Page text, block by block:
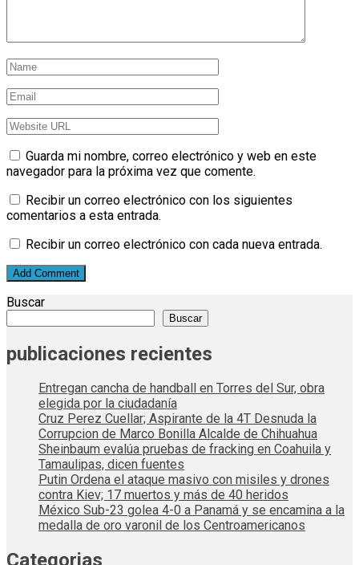
Guarda mi nombre, correo electrónico y web en este
navegador para la próxima vez que comente.
Recibir un correo electrónico con los siguientes
comentarios a esta entrada.
Recibir un correo electrónico con cada nueva entrada.
Buscar
Buscar
publicaciones recientes
Entregan cancha de handball en Torres del Sur, obra
elegida por la ciudadanía
Cruz Perez Cuellar; Aspirante de la 4T Desnuda la
Corrupcion de Marco Bonilla Alcalde de Chihuahua
Sheinbaum evalúa pruebas de fracking en Coahuila y
Tamaulipas, dicen fuentes
Putin Ordena el ataque masivo con misiles y drones
contra Kiev; 17 muertos y más de 40 heridos
México Sub-23 golea 4-0 a Panamá y se encamina a la
medalla de oro varonil de los Centroamericanos
Categorias